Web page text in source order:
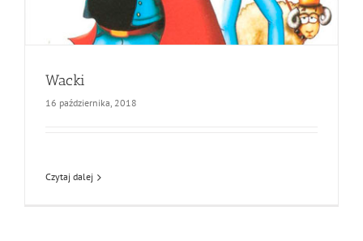
Wacki
16 października, 2018
Czytaj dalej